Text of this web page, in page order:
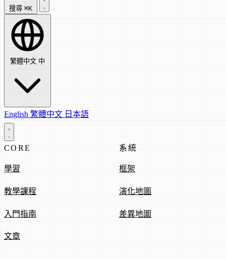
搜尋 ⌘K
繁體中文 中
English 繁體中文 日本語
CORE
學習
教學課程
入門指南
文章
系統
框架
演化地圖
差異地圖